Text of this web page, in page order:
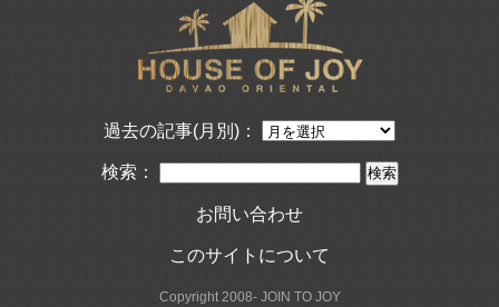
過去の記事(月別)：
検索：
お問い合わせ
このサイトについて
Copyright 2008- JOIN TO JOY